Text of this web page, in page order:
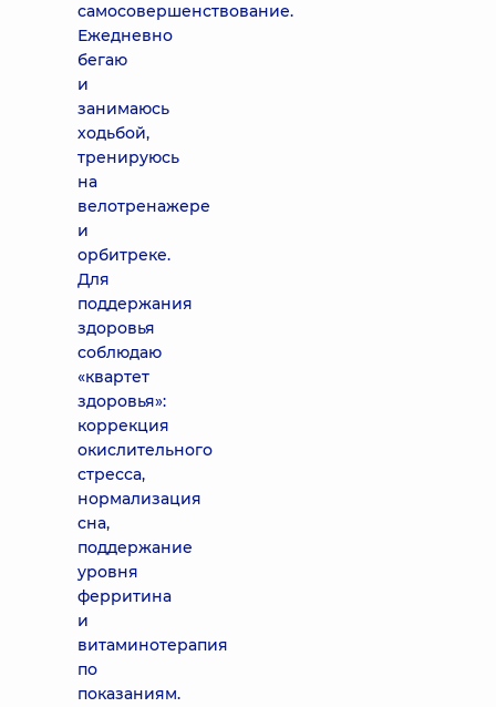
самосовершенствование.
Ежедневно
бегаю
и
занимаюсь
ходьбой,
тренируюсь
на
велотренажере
и
орбитреке.
Для
поддержания
здоровья
соблюдаю
«квартет
здоровья»:
коррекция
окислительного
стресса,
нормализация
сна,
поддержание
уровня
ферритина
и
витаминотерапия
по
показаниям.